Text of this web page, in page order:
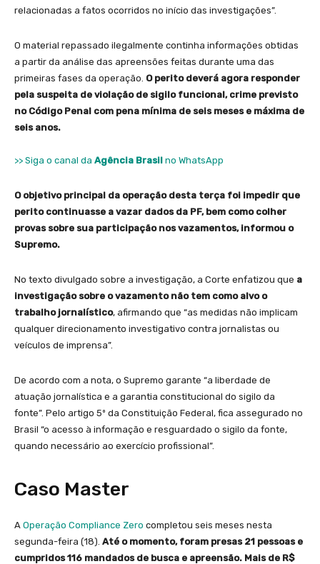
relacionadas a fatos ocorridos no início das investigações”.
O material repassado ilegalmente continha informações obtidas
a partir da análise das apreensões feitas durante uma das
primeiras fases da operação. O perito deverá agora responder
pela suspeita de violação de sigilo funcional, crime previsto
no Código Penal com pena mínima de seis meses e máxima de
seis anos.
>> Siga o canal da Agência Brasil no WhatsApp
O objetivo principal da operação desta terça foi impedir que
perito continuasse a vazar dados da PF, bem como colher
provas sobre sua participação nos vazamentos, informou o
Supremo.
No texto divulgado sobre a investigação, a Corte enfatizou que a
investigação sobre o vazamento não tem como alvo o
trabalho jornalístico, afirmando que “as medidas não implicam
qualquer direcionamento investigativo contra jornalistas ou
veículos de imprensa”.
De acordo com a nota, o Supremo garante “a liberdade de
atuação jornalística e a garantia constitucional do sigilo da
fonte”. Pelo artigo 5º da Constituição Federal, fica assegurado no
Brasil “o acesso à informação e resguardado o sigilo da fonte,
quando necessário ao exercício profissional”.
Caso Master
A Operação Compliance Zero completou seis meses nesta
segunda-feira (18). Até o momento, foram presas 21 pessoas e
cumpridos 116 mandados de busca e apreensão. Mais de R$